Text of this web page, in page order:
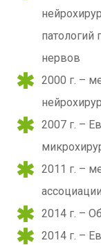
патологий
нервов
2000 г. –
2007 г. –
2011 г. –
2014 г. –
2014 г. –